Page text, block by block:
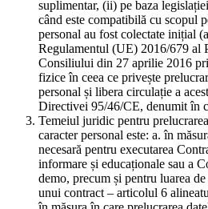
suplimentar, (ii) pe baza
când este compatibilă cu scopul
personal au fost colectate inițial
Regulamentul (UE) 2016/679 al
Consiliului din 27 aprilie 2016
fizice în ceea ce privește
personal și libera circulație a
Directivei 95/46/CE, denumit în
Temeiul juridic pentru
caracter personal este: a. în
necesară pentru executarea
informare și educaționale sau a
demo, precum și pentru luarea
unui contract – articolul 6